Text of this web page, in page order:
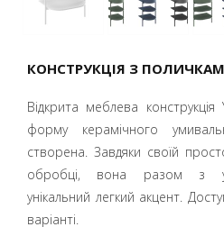
КОНСТРУКЦІЯ З
Відкрита меблева
форму керамічного
створена. Завдяки своїй
обробці, вона разом з
унікальний легкий акцент.
варіанті.